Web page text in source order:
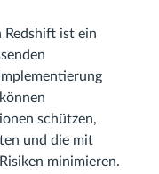
Redshift ist ein
schützen,
und die mit
minimieren.